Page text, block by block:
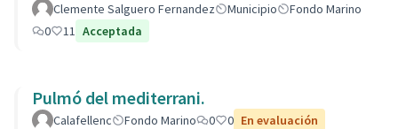
Clemente Salguero Fernandez Municipio
Fondo Marino
0
11 Acceptada
Pulmó del mediterrani.
Calafellenc Fondo Marino 0 0 En evaluación